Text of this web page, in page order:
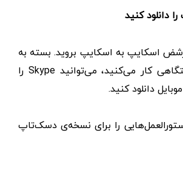
اسکایپ به اسکایپ بروید. بسته به
این‌که با چه دستگاهی کار می‌کنید، می‌توانید Skype را
دانلود کنید.
را برای نسخه‌ی دسک‌تاپ